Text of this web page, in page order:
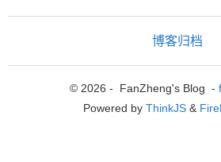
博客归档
© 2026 - FanZheng's Blog -
Powered by ThinkJS &